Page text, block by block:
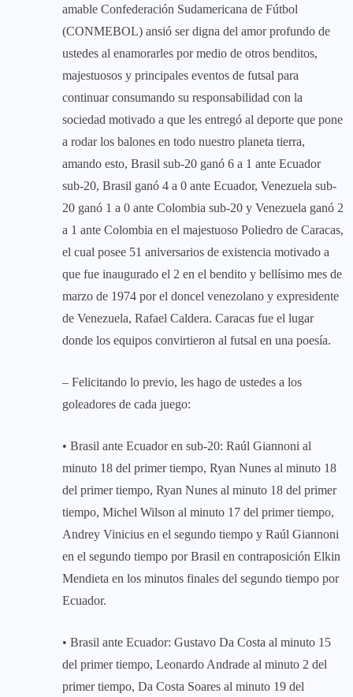
amable Confederación Sudamericana de Fútbol
(CONMEBOL) ansió ser digna del amor profundo de
ustedes al enamorarles por medio de otros benditos,
majestuosos y principales eventos de futsal para
continuar consumando su responsabilidad con la
sociedad motivado a que les entregó al deporte que pone
a rodar los balones en todo nuestro planeta tierra,
amando esto, Brasil sub-20 ganó 6 a 1 ante Ecuador
sub-20, Brasil ganó 4 a 0 ante Ecuador, Venezuela sub-
20 ganó 1 a 0 ante Colombia sub-20 y Venezuela ganó 2
a 1 ante Colombia en el majestuoso Poliedro de Caracas,
el cual posee 51 aniversarios de existencia motivado a
que fue inaugurado el 2 en el bendito y bellísimo mes de
marzo de 1974 por el doncel venezolano y expresidente
de Venezuela, Rafael Caldera. Caracas fue el lugar
donde los equipos convirtieron al futsal en una poesía.
– Felicitando lo previo, les hago de ustedes a los
goleadores de cada juego:
• Brasil ante Ecuador en sub-20: Raúl Giannoni al
minuto 18 del primer tiempo, Ryan Nunes al minuto 18
del primer tiempo, Ryan Nunes al minuto 18 del primer
tiempo, Michel Wilson al minuto 17 del primer tiempo,
Andrey Vinicius en el segundo tiempo y Raúl Giannoni
en el segundo tiempo por Brasil en contraposición Elkin
Mendieta en los minutos finales del segundo tiempo por
Ecuador.
• Brasil ante Ecuador: Gustavo Da Costa al minuto 15
del primer tiempo, Leonardo Andrade al minuto 2 del
primer tiempo, Da Costa Soares al minuto 19 del